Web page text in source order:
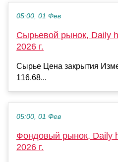
05:00, 01 Фев
Сырьевой рынок, Daily
2026 г.
Сырье Цена закрытия
116.68...
05:00, 01 Фев
Фондовый рынок, Daily
2026 г.